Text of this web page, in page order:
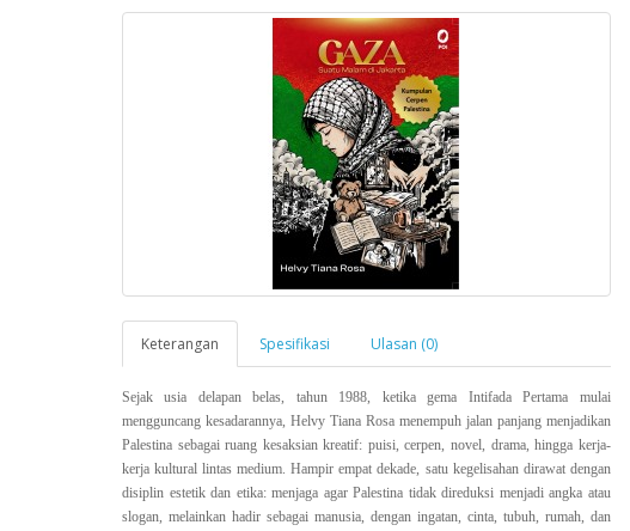
Keterangan Spesifikasi Ulasan (0)
Sejak usia delapan belas, tahun 1988, ketika gema Intifada Pertama mulai
mengguncang kesadarannya, Helvy Tiana Rosa menempuh jalan panjang menjadikan
Palestina sebagai ruang kesaksian kreatif: puisi, cerpen, novel, drama, hingga kerja-
kerja kultural lintas medium. Hampir empat dekade, satu kegelisahan dirawat dengan
disiplin estetik dan etika: menjaga agar Palestina tidak direduksi menjadi angka atau
slogan, melainkan hadir sebagai manusia, dengan ingatan, cinta, tubuh, rumah, dan